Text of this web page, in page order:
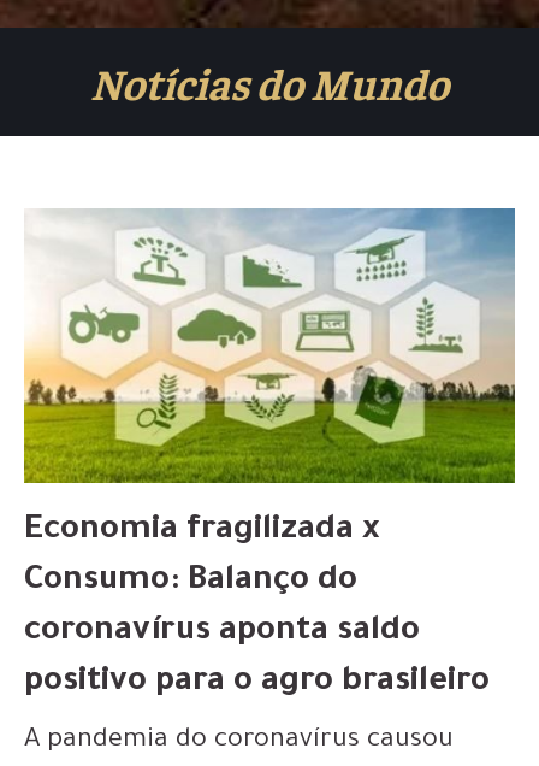
Notícias do Mundo
Economia fragilizada x
Consumo: Balanço do
coronavírus aponta saldo
positivo para o agro brasileiro
A pandemia do coronavírus causou